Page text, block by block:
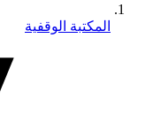
المكتبة الوقفية